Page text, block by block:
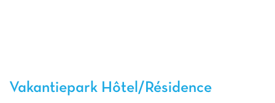
Vakantiepark Hôtel/Résidence